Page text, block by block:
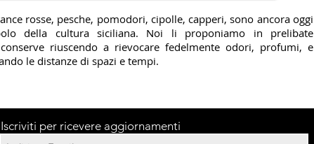
rosse, pesche, pomodori, cipolle, capperi, sono ancora oggi
della cultura siciliana. Noi li proponiamo in prelibate
riuscendo a rievocare fedelmente odori, profumi, e
le distanze di spazi e tempi.
Iscriviti per ricevere aggiornamenti